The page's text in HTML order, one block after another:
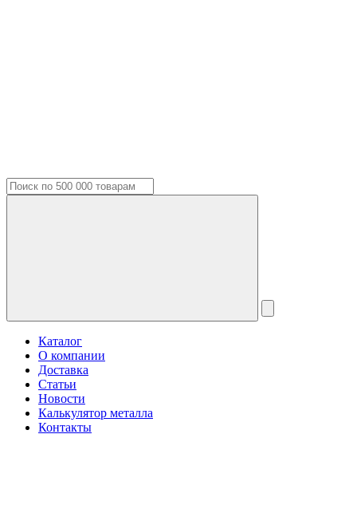
Каталог
О компании
Доставка
Статьи
Новости
Калькулятор металла
Контакты